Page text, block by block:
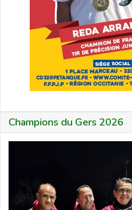
Champions du Gers 2026